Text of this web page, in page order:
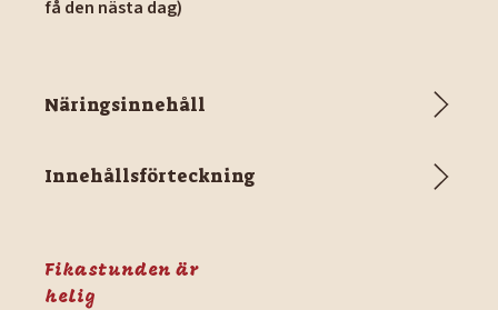
få den nästa dag)
Näringsinnehåll
Innehållsförteckning
Fikastunden är
helig